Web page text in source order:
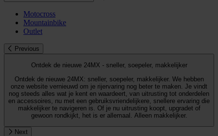
Motocross
Mountainbike
Outlet
Previous
Ontdek de nieuwe 24MX - sneller, soepeler, makkelijker
Ontdek de nieuwe 24MX: sneller, soepeler, makkelijker. We hebben
onze website vernieuwd om je rijervaring nog beter te maken. Je vindt
nog steeds alles wat je kent en waardeert, van uitrusting tot onderdelen
en accessoires, nu met een gebruiksvriendelijkere, snellere ervaring die
makkelijker te navigeren is. Of je nu uitrusting koopt, upgradet of
gewoon rondkijkt, het is er allemaal. Alleen makkelijker.
Next